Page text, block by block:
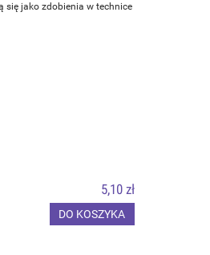
się jako zdobienia w technice
5,10 zł
DO KOSZYKA